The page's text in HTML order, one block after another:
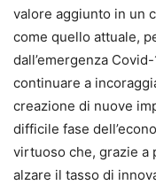
valore aggiunto in un
come quello attuale,
dall’emergenza
continuare a
creazione di nuove
difficile fase
virtuoso che, grazie a
alzare il tasso di